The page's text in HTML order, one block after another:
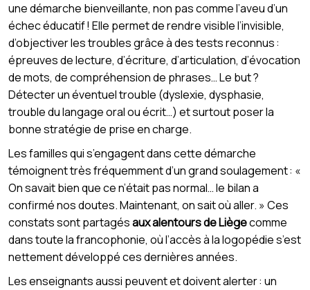
une démarche bienveillante, non pas comme l’aveu d’un
échec éducatif ! Elle permet de rendre visible l’invisible,
d’objectiver les troubles grâce à des tests reconnus :
épreuves de lecture, d’écriture, d’articulation, d’évocation
de mots, de compréhension de phrases… Le but ?
Détecter un éventuel trouble (dyslexie, dysphasie,
trouble du langage oral ou écrit…) et surtout poser la
bonne stratégie de prise en charge.
Les familles qui s’engagent dans cette démarche
témoignent très fréquemment d’un grand soulagement : «
On savait bien que ce n’était pas normal… le bilan a
confirmé nos doutes. Maintenant, on sait où aller. » Ces
constats sont partagésaux alentours de Liègecomme
dans toute la francophonie, où l’accès à la logopédie s’est
nettement développé ces dernières années.
Les enseignants aussi peuvent et doivent alerter : un